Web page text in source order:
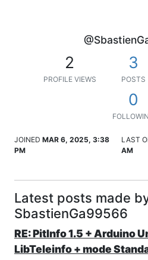
2
PROFILE VIEWS
3
POSTS
0
JOINED MAR 6, 2025, 3:38
PM
LAST
AM
Latest posts made
SbastienGa99566
RE: PitInfo 1.5 + Arduino
LibTeleinfo + mode